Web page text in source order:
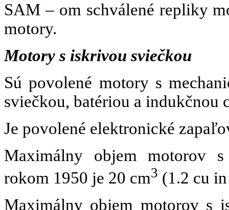
SAM – om schválené repliky
motory.
Motory s iskrivou sviečkou
Sú povolené motory s
sviečkou, batériou a indukčnou
Je povolené elektronické
Maximálny objem motorov
rokom 1950 je 20 cm3 (1.2 cu
Maximálny objem motorov s